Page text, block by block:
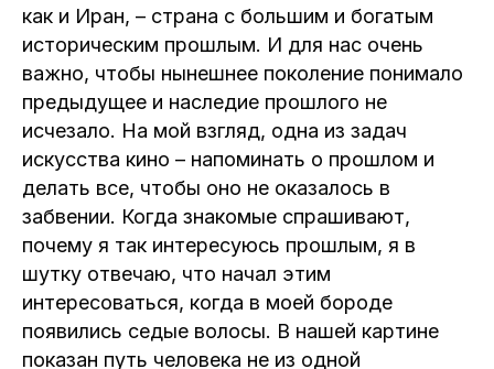
как и Иран, – страна с большим и богатым
историческим прошлым. И для нас очень
важно, чтобы нынешнее поколение понимало
предыдущее и наследие прошлого не
исчезало. На мой взгляд, одна из задач
искусства кино – напоминать о прошлом и
делать все, чтобы оно не оказалось в
забвении. Когда знакомые спрашивают,
почему я так интересуюсь прошлым, я в
шутку отвечаю, что начал этим
интересоваться, когда в моей бороде
появились седые волосы. В нашей картине
показан путь человека не из одной